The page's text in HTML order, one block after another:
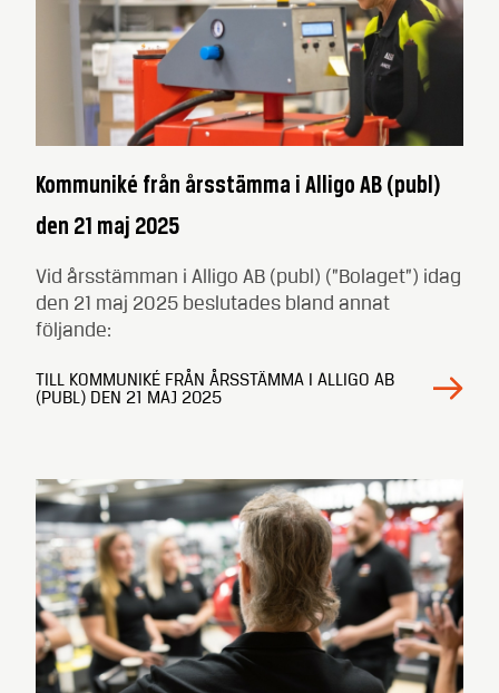
Kommuniké från årsstämma i Alligo AB (publ)
den 21 maj 2025
Vid årsstämman i Alligo AB (publ) (”Bolaget”) idag
den 21 maj 2025 beslutades bland annat
följande:
TILL KOMMUNIKÉ FRÅN ÅRSSTÄMMA I ALLIGO AB
(PUBL) DEN 21 MAJ 2025